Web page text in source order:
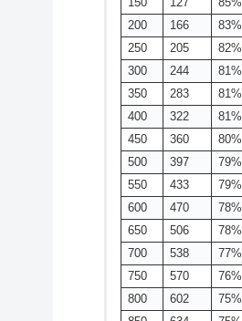
200
166 83%
250
205 82%
300
244 81%
350
283 81%
400
322 81%
450
360 80%
500
397 79%
550
433 79%
600
470 78%
650
506 78%
700
538 77%
750
570 76%
800
602 75%